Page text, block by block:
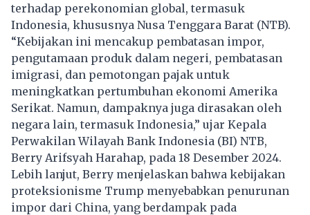
terhadap perekonomian global, termasuk
Indonesia, khususnya Nusa Tenggara Barat (NTB).
“Kebijakan ini mencakup pembatasan impor,
pengutamaan produk dalam negeri, pembatasan
imigrasi, dan pemotongan pajak untuk
meningkatkan pertumbuhan ekonomi Amerika
Serikat. Namun, dampaknya juga dirasakan oleh
negara lain, termasuk Indonesia,” ujar Kepala
Perwakilan Wilayah Bank Indonesia (BI) NTB,
Berry Arifsyah Harahap, pada 18 Desember 2024.
Lebih lanjut, Berry menjelaskan bahwa kebijakan
proteksionisme Trump menyebabkan penurunan
impor dari China, yang berdampak pada